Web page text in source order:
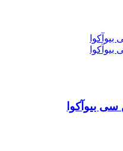
بیوآکوا